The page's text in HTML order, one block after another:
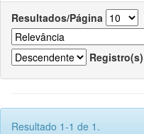
Resultados/Página
Registro(s)
Resultado 1-1 de 1.